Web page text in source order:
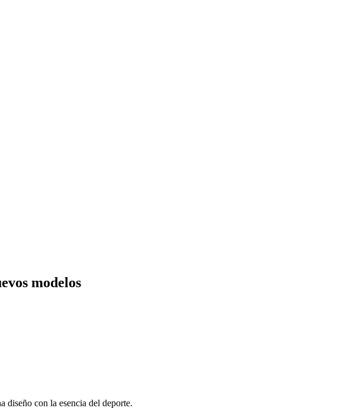
modelos
diseño con la esencia del deporte.